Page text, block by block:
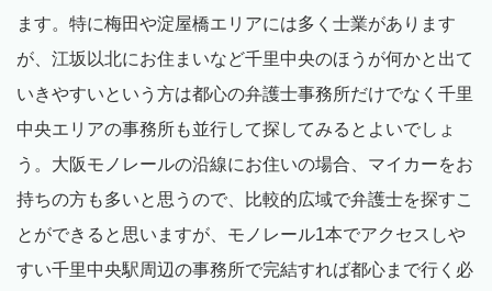
ます。特に梅田や淀屋橋エリアには多く士業があります
が、江坂以北にお住まいなど千里中央のほうが何かと出て
いきやすいという方は都心の弁護士事務所だけでなく千里
中央エリアの事務所も並行して探してみるとよいでしょ
う。大阪モノレールの沿線にお住いの場合、マイカーをお
持ちの方も多いと思うので、比較的広域で弁護士を探すこ
とができると思いますが、モノレール1本でアクセスしや
すい千里中央駅周辺の事務所で完結すれば都心まで行く必